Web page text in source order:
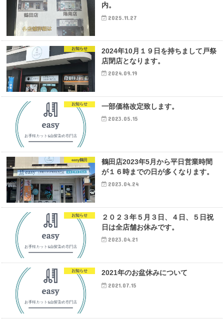
内。
2025.11.27
お知らせ
2024年10月１９日を持ちまして戸祭
店閉店となります。
2024.09.19
お知らせ 一部価格改定致します。
2023.05.15
easy鶴田
鶴田店2023年5月から平日営業時間
が１６時までの日が多くなります。
2023.04.24
お知らせ
２０２３年５月３日、４日、５日祝
日は全店舗お休みです。
2023.04.21
お知らせ 2021年のお盆休みについて
2021.07.15